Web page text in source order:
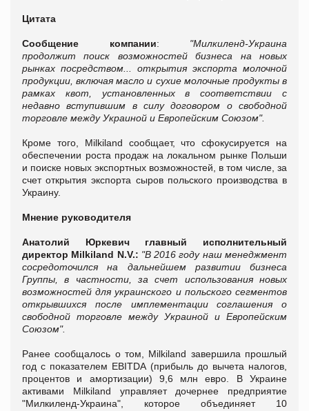
Цитата
Сообщение компании: "Милкиленд-Украина
продолжит поиск возможностей бизнеса на новых
рынках посредством... открытия экспорта молочной
продукции, включая масло и сухие молочные продукты в
рамках квот, установленных в соответствии с
недавно вступившим в силу договором о свободной
торговле между Украиной и Европейским Союзом".
Кроме того, Milkiland сообщает, что сфокусируется на
обеспечении роста продаж на локальном рынке Польши
и поиске новых экспортных возможностей, в том числе, за
счет открытия экспорта сыров польского производства в
Украину.
Мнение руководителя
Анатолий Юркевич главный исполнительный
директор Milkiland N.V.: "В 2016 году наш менеджмент
сосредоточился на дальнейшем развитии бизнеса
Группы, в частности, за счет использования новых
возможностей для украинского и польского сегментов
открывшихся после имплементации соглашения о
свободной торговле между Украиной и Европейским
Союзом".
Ранее сообщалось о том, Milkiland завершила прошлый
год с показателем EBITDA (прибыль до вычета налогов,
процентов и амортизации) 9,6 млн евро. В Украине
активами Milkiland управляет дочернее предприятие
"Милкиленд-Украина", которое объединяет 10